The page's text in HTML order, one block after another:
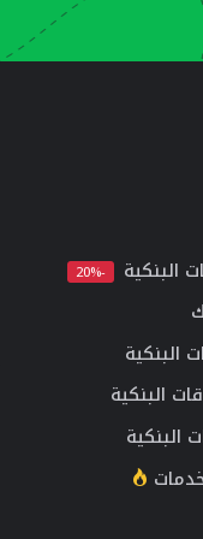
البنكية -20%
البنكية
البنكية
البنكية